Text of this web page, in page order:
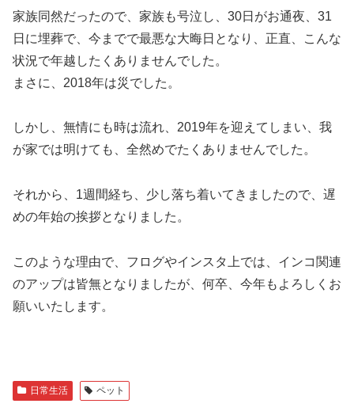
家族同然だったので、家族も号泣し、30日がお通夜、31
日に埋葬で、今までで最悪な大晦日となり、正直、こんな
状況で年越したくありませんでした。
まさに、2018年は災でした。
しかし、無情にも時は流れ、2019年を迎えてしまい、我
が家では明けても、全然めでたくありませんでした。
それから、1週間経ち、少し落ち着いてきましたので、遅
めの年始の挨拶となりました。
このような理由で、フログやインスタ上では、インコ関連
のアップは皆無となりましたが、何卒、今年もよろしくお
願いいたします。
日常生活 ペット